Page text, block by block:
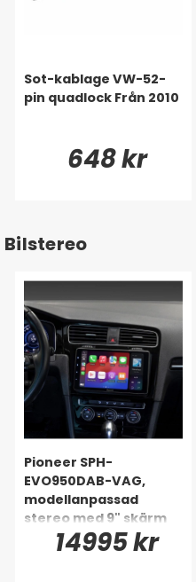
Sot-kablage VW-52-
pin quadlock Från 2010
648 kr
Bilstereo
Pioneer SPH-
EVO950DAB-VAG,
modellanpassad
stereo med 9" skärm
till VW14995 kr